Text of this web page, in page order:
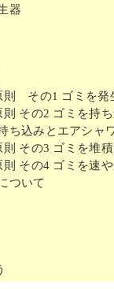
器
その1 ゴミを発
その2 ゴミを持ち
込みとエアシャ
その3 ゴミを堆積
の4 ゴミを速や
いて